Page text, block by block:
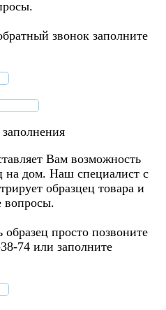
звонок заполните
Вам возможность
на дом. Наш специалист с
образцец товара и
вопросы.
образец просто позвоните
74 или заполните